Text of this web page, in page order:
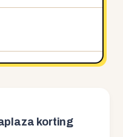
korting